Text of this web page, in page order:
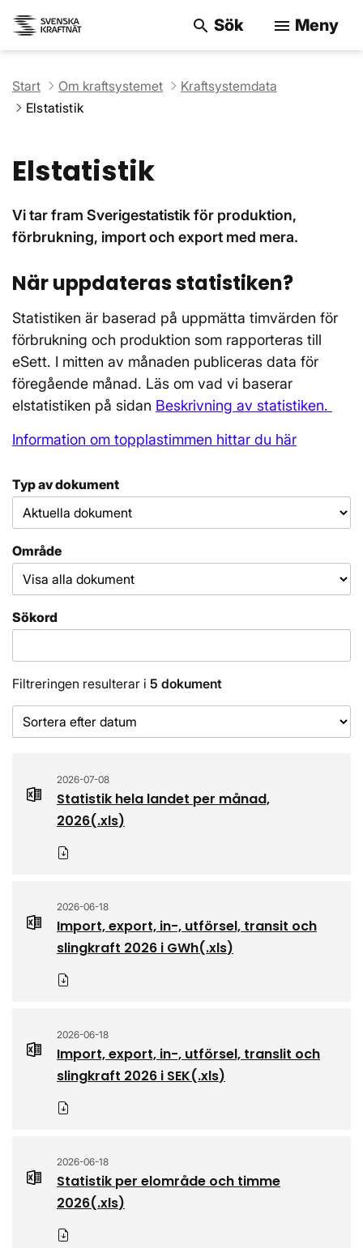
search Sök menu Meny
Start Om kraftsystemet
Kraftsystemdata
Elstatistik
Elstatistik
Vi tar fram Sverigestatistik för produktion,
förbrukning, import och export med mera.
När uppdateras statistiken?
Statistiken är baserad på uppmätta timvärden för
förbrukning och produktion som rapporteras till
eSett. I mitten av månaden publiceras data för
föregående månad. Läs om vad vi baserar
elstatistiken på sidan Beskrivning av statistiken.
Information om topplastimmen hittar du här
Typ av dokument
Område
Sökord
Filtreringen resulterar i 5 dokument
Sorteringsordning
2026-07-08
Statistik hela landet per månad,
2026(.xls)
2026-06-18
Import, export, in-, utförsel, transit och
slingkraft 2026 i GWh(.xls)
2026-06-18
Import, export, in-, utförsel, translit och
slingkraft 2026 i SEK(.xls)
2026-06-18
Statistik per elområde och timme
2026(.xls)